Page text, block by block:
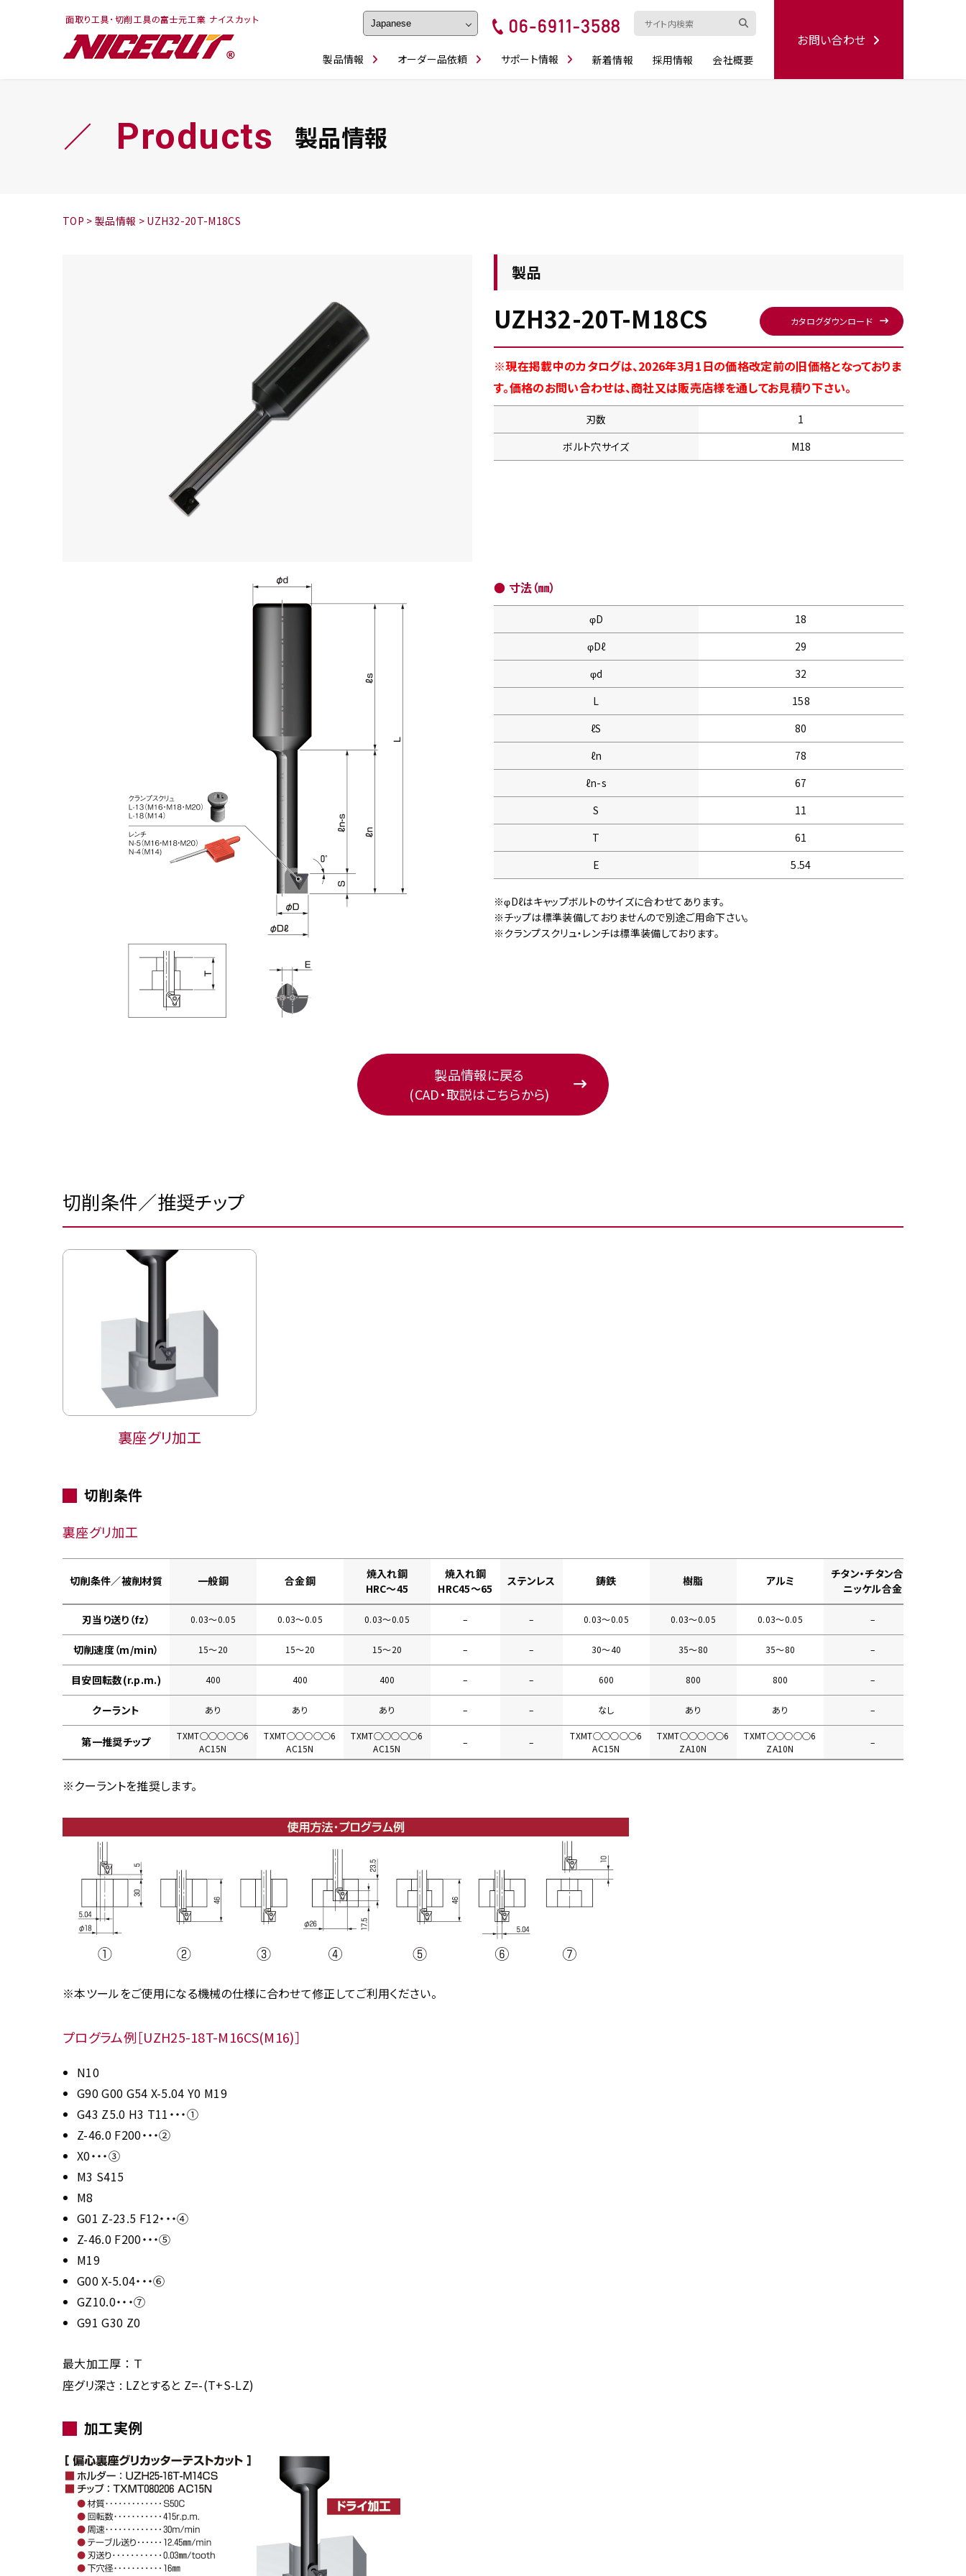
製品情報
シリーズ
オーダー品依頼
フェイス・ショルダーシリーズ 磨きの鬼
サポート情報
新着情報 採用情報 会社概要
お問い合わせ
Products 製品情報
TOP > 製品情報 > UZH32-20T-M18CS
製品
UZH32-20T-M18CS カタログダウンロード
※現在掲載中のカタログは、2026年3月1日の価格改定前の旧価格となっておりま
す。価格のお問い合わせは、商社又は販売店様を通してお見積り下さい。
刃数
1
ボルト穴サイズ
M18
● 寸法（㎜）
φD
18
φDℓ
29
φd
32
L
158
ℓS
80
ℓn
78
ℓn-s
67
S
11
T
61
E
5.54
※φDℓはキャップボルトのサイズに合わせてあります。
※チップは標準装備しておりませんので別途ご用命下さい。
※クランプスクリュ・レンチは標準装備しております。
製品情報に戻る
(CAD・取説はこちらから)
切削条件／推奨チップ
裏座グリ加工
切削条件
裏座グリ加工
切削条件／被削材質 一般鋼 合金鋼
焼入れ鋼
HRC～45
焼入れ鋼
HRC45～65
ステンレス 鋳鉄 樹脂 アルミ
チタン・チタン合金
ニッケル合金
刃当り送り（fz） 0.03〜0.05 0.03〜0.05 0.03〜0.05 – – 0.03〜0.05 0.03〜0.05 0.03〜0.05 –
切削速度（m/min） 15〜20 15〜20 15〜20 – – 30〜40 35〜80 35〜80 –
目安回転数(r.p.m.) 400 400 400 – – 600 800 800 –
クーラント あり あり あり – – なし あり あり –
第一推奨チップ
TXMT○○○○○6
AC15N
TXMT○○○○○6
AC15N
TXMT○○○○○6
AC15N
– –
TXMT○○○○○6
AC15N
TXMT○○○○○6
ZA10N
TXMT○○○○○6
ZA10N
–
※クーラントを推奨します。
※本ツールをご使用になる機械の仕様に合わせて修正してご利用ください。
プログラム例［UZH25-18T-M16CS(M16)］
N10
G90 G00 G54 X-5.04 Y0 M19
G43 Z5.0 H3 T11・・・①
Z-46.0 F200・・・②
X0・・・③
M3 S415
M8
G01 Z-23.5 F12・・・④
Z-46.0 F200・・・⑤
M19
G00 X-5.04・・・⑥
GZ10.0・・・⑦
G91 G30 Z0
最大加工厚 ： Ｔ
座グリ深さ : LZとすると Z=-(T+S-LZ)
加工実例